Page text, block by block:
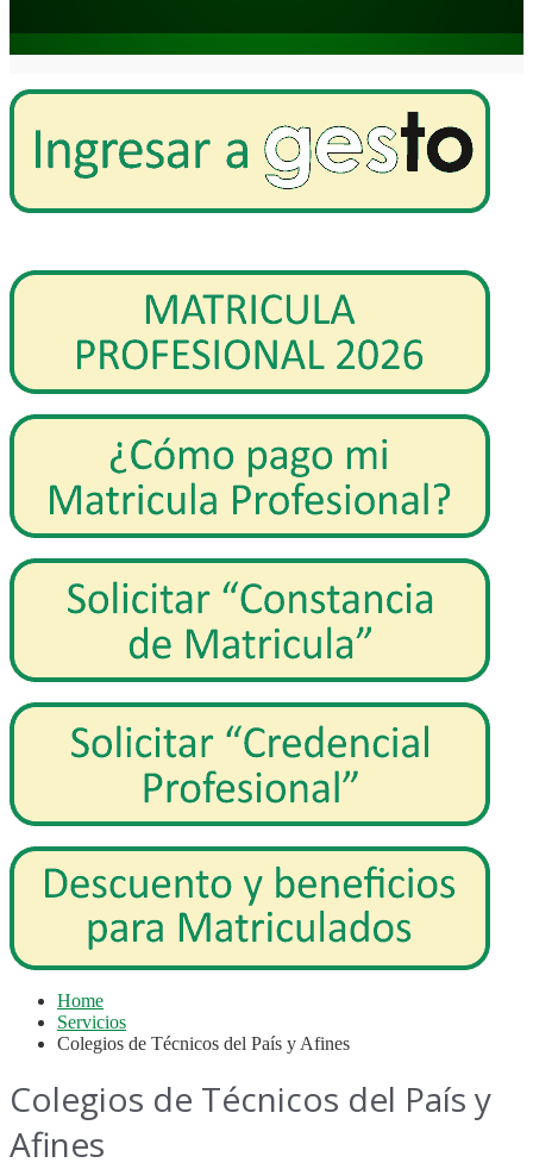
Home
Servicios
Colegios de Técnicos del País y Afines
Colegios de Técnicos del País y
Afines